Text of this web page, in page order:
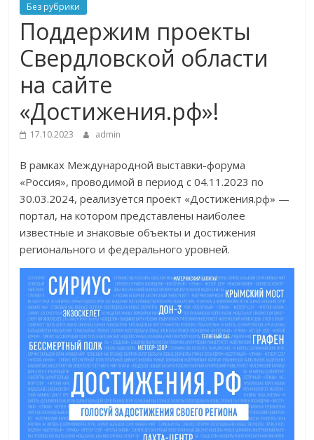
Без рубрики
Поддержим проекты
Свердловской области
на сайте
«Достижения.рф»!
17.10.2023 admin
В рамках Международной выставки-форума
«Россия», проводимой в период с 04.11.2023 по
30.03.2024, реализуется проект «Достижения.рф» —
портал, на котором представлены наиболее
известные и знаковые объекты и достижения
регионального и федерального уровней.